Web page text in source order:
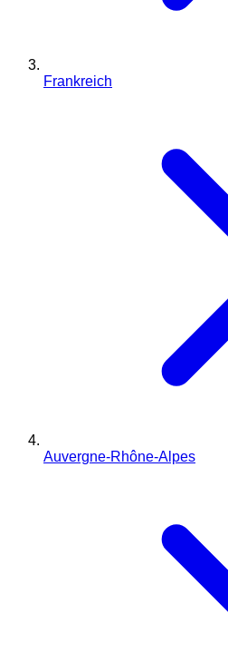
Frankreich
Auvergne-Rhône-Alpes